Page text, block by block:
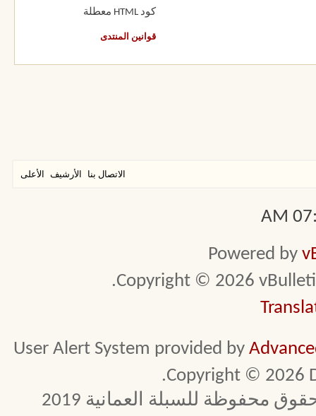
كود HTML
معطلة
قوانين المنتدى
الاتصال بنا الأرشيف الأعلى
Powered by
Copyright © 2026
User Alert System provided by
Copyright © 2026
محفوظة للسبلة العمانية 2019